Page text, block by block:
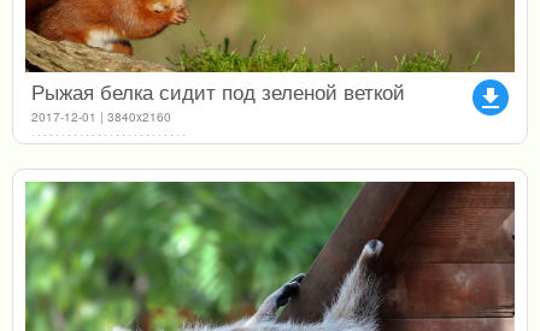
file_download
Рыжая белка сидит под зеленой веткой
2017-12-01 | 3840x2160